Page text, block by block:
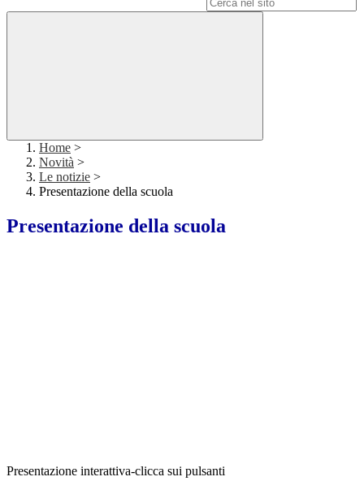
Home >
Novità >
Le notizie >
Presentazione della scuola
Presentazione della scuola
Presentazione interattiva-clicca sui pulsanti